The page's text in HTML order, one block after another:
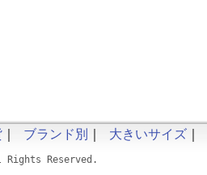
｜ ブランド別 ｜ 大きいサイズ ｜
Rights Reserved.